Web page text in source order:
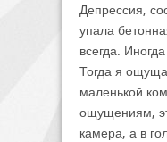
Депрессия,
упала
всегда.
Тогда я
маленькой
ощущениям,
камера, а в